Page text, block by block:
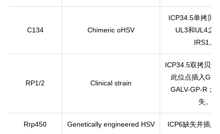
C134 Chimeric oHSV
ICP34.5单拷贝
UL3和UL4之
IRS1。
RP1/2 Clinical strain
ICP34.5双拷贝缺
此位点插入
GALV-GP-R；
失。
Rrp450 Genetically engineered HSV ICP6缺失并插入